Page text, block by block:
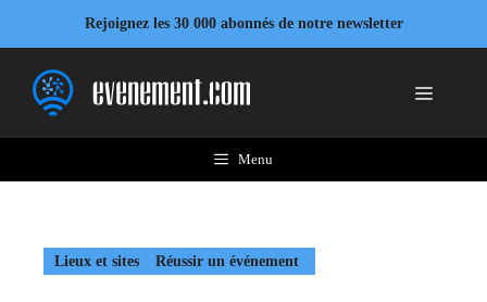
contenu
Rejoignez les 30 000 abonnés de notre newsletter
Menu
Menu
Lieux et sites Réussir un événement